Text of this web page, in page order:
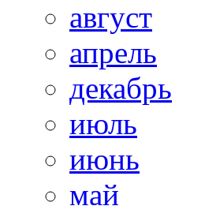
август
апрель
декабрь
июль
июнь
май